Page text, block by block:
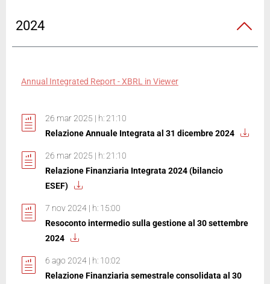
2024
Annual Integrated Report - XBRL in Viewer
26 mar 2025 | h: 21:10
Relazione Annuale Integrata al 31 dicembre 2024
26 mar 2025 | h: 21:10
Relazione Finanziaria Integrata 2024 (bilancio
ESEF)
7 nov 2024 | h: 15:00
Resoconto intermedio sulla gestione al 30 settembre
2024
6 ago 2024 | h: 10:02
Relazione Finanziaria semestrale consolidata al 30